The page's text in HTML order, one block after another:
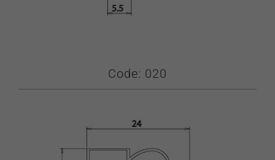
Code: 020